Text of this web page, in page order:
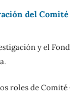
del
y el
roles de